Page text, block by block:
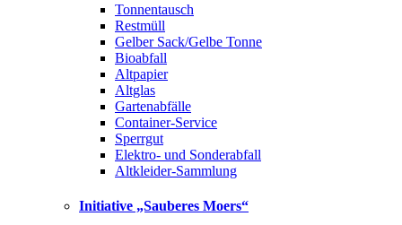
Tonnentausch
Restmüll
Gelber Sack/Gelbe Tonne
Bioabfall
Altpapier
Altglas
Gartenabfälle
Container-Service
Sperrgut
Elektro- und Sonderabfall
Altkleider-Sammlung
Initiative „Sauberes Moers“